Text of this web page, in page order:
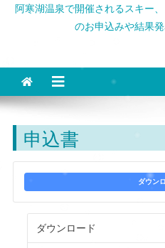
阿寒湖温泉で開催されるスキー
のお申込みや結果発
申込書
ダウン
ダウンロード